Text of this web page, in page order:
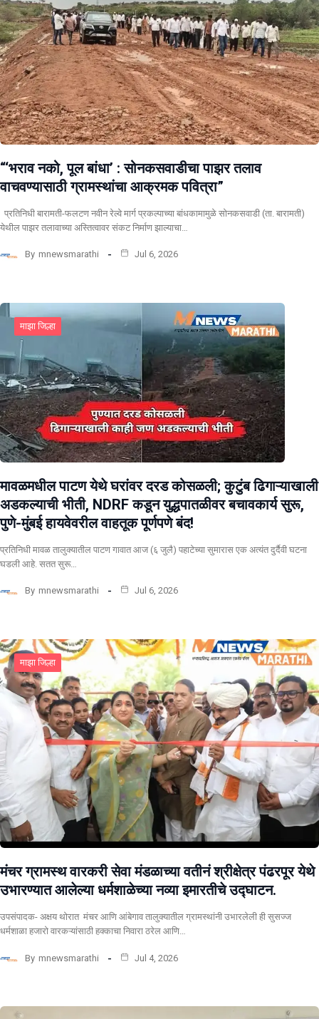
“‘भराव नको, पूल बांधा’ : सोनकसवाडीचा पाझर तलाव
वाचवण्यासाठी ग्रामस्थांचा आक्रमक पवित्रा”
प्रतिनिधी बारामती-फलटण नवीन रेल्वे मार्ग प्रकल्पाच्या बांधकामामुळे सोनकसवाडी (ता. बारामती)
येथील पाझर तलावाच्या अस्तित्वावर संकट निर्माण झाल्याचा…
By mnewsmarathi Jul 6, 2026
माझा जिल्हा
मावळमधील पाटण येथे घरांवर दरड कोसळली; कुटुंब ढिगाऱ्याखाली
अडकल्याची भीती, NDRF कडून युद्धपातळीवर बचावकार्य सुरू,
पुणे-मुंबई हायवेवरील वाहतूक पूर्णपणे बंद!
​प्रतिनिधी मावळ तालुक्यातील पाटण गावात आज (६ जुलै) पहाटेच्या सुमारास एक अत्यंत दुर्दैवी घटना
घडली आहे. सतत सुरू…
By mnewsmarathi Jul 6, 2026
माझा जिल्हा
मंचर ग्रामस्थ वारकरी सेवा मंडळाच्या वतीनं श्रीक्षेत्र पंढरपूर येथे
उभारण्यात आलेल्या धर्मशाळेच्या नव्या इमारतीचे उद्घाटन.
उपसंपादक- अक्षय थोरात मंचर आणि आंबेगाव तालुक्यातील ग्रामस्थांनी उभारलेली ही सुसज्ज
धर्मशाळा हजारो वारकऱ्यांसाठी हक्काचा निवारा ठरेल आणि…
By mnewsmarathi Jul 4, 2026